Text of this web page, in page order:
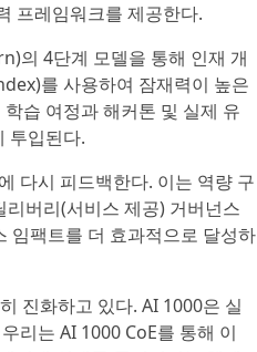
프레임워크를 제공한다.
4단계 모델을 통해 인재 개
를 사용하여 잠재력이 높은
습 여정과 해커톤 및 실제 유
투입된다.
다시 피드백한다. 이는 역량 구
버리(서비스 제공) 거버넌스
임팩트를 더 효과적으로 달성하
진화하고 있다. AI 1000은 실
리는 AI 1000 CoE를 통해 이